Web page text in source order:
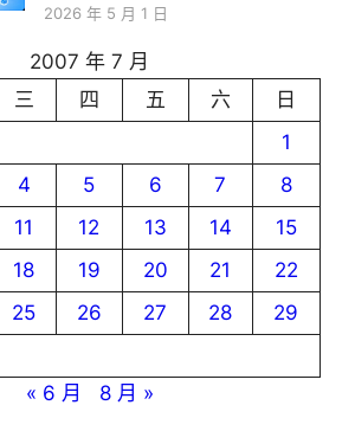
2026 年 5 月 1 日
2007 年 7 月
三 四 五 六
日
1
4 5 6 7
8
11 12 13 14
15
18 19 20 21
22
25 26 27 28
29
« 6 月
8 月 »